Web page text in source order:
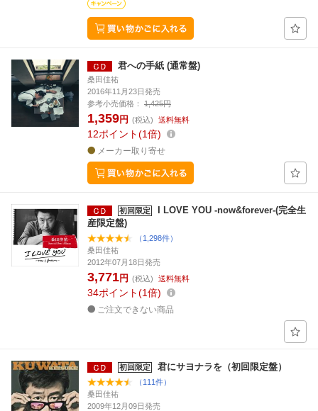
君への手紙 (通常盤)
桑田佳祐
2016年11月23日発売
参考小売価格：
1,425円
1,359円 (税込) 送料無料
12ポイント 1倍
メーカー取り寄せ
初回限定
I LOVE YOU -now&forever-(完全生
産限定盤)
（1,298件）
桑田佳祐
2012年07月18日発売
3,771円 (税込) 送料無料
34ポイント 1倍
ご注文できない商品
初回限定 君にサヨナラを（初回限定盤）
（111件）
桑田佳祐
2009年12月09日発売